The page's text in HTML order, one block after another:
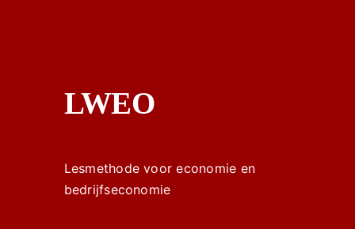
LWEO
Lesmethode voor economie en
bedrijfseconomie